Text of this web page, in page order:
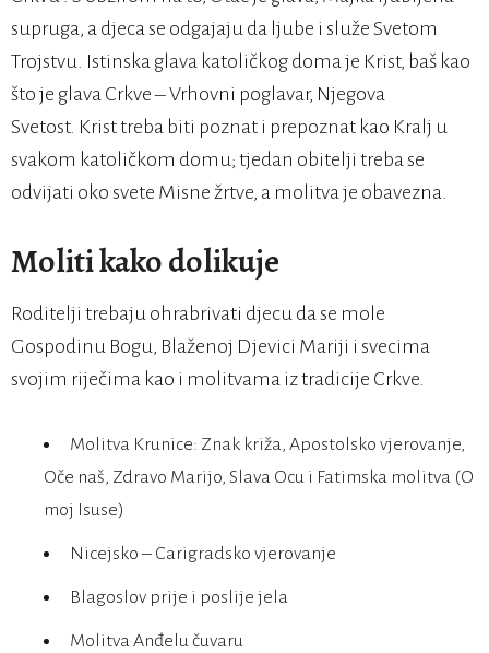
supruga, a djeca se odgajaju da ljube i služe Svetom
Trojstvu. Istinska glava katoličkog doma je Krist, baš kao
što je glava Crkve – Vrhovni poglavar, Njegova
Svetost. Krist treba biti poznat i prepoznat kao Kralj u
svakom katoličkom domu; tjedan obitelji treba se
odvijati oko svete Misne žrtve, a molitva je obavezna.
Moliti kako dolikuje
Roditelji trebaju ohrabrivati djecu da se mole
Gospodinu Bogu, Blaženoj Djevici Mariji i svecima
svojim riječima kao i molitvama iz tradicije Crkve.
Molitva Krunice: Znak križa, Apostolsko vjerovanje,
Oče naš, Zdravo Marijo, Slava Ocu i Fatimska molitva (O
moj Isuse)
Nicejsko – Carigradsko vjerovanje
Blagoslov prije i poslije jela
Molitva Anđelu čuvaru